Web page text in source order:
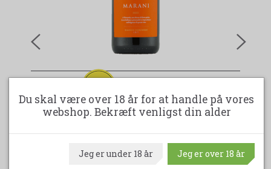
99,95DKK
129,00DKK
(spar 29,05DKK)
Du skal være over 18 år for at handle på vores
webshop. Bekræft venligst din alder
Jeg er under 18 år Jeg er over 18 år